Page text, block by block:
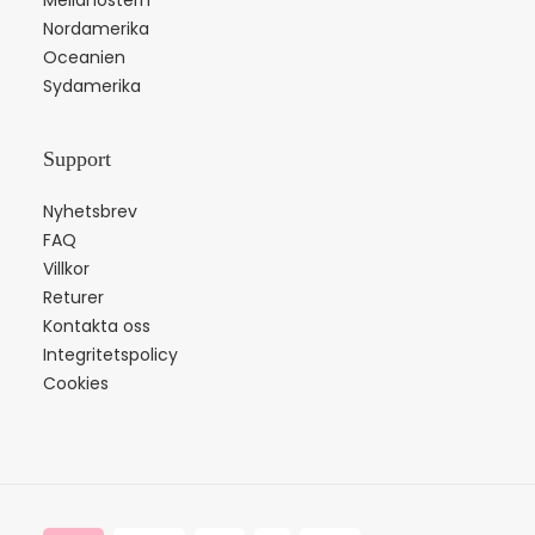
Nordamerika
Oceanien
Sydamerika
Support
Nyhetsbrev
FAQ
Villkor
Returer
Kontakta oss
Integritetspolicy
Cookies